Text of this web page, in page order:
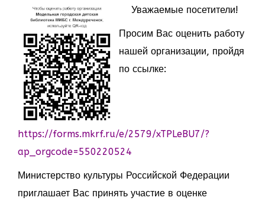
Уважаемые посетители!
Просим Вас оценить работу
нашей организации, пройдя
по ссылке:
https://forms.mkrf.ru/e/2579/xTPLeBU7/?
ap_orgcode=550220524
Министерство культуры Российской Федерации
приглашает Вас принять участие в оценке